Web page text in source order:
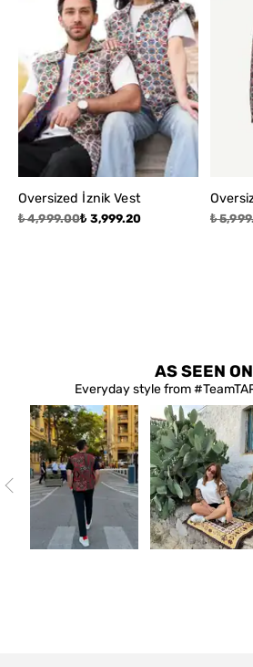
Oversized İznik Vest
₺ 4,999.00₺ 3,999.20 ₺
AS SEEN ON
Everyday style from